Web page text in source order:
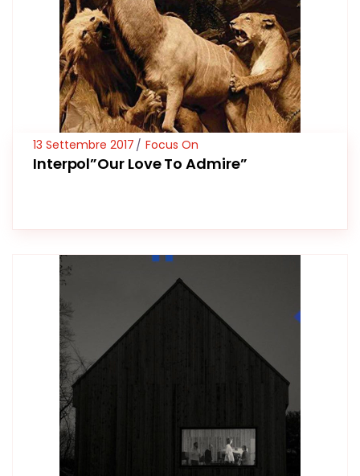
13 Settembre 2017 Focus On
Interpol”Our Love To Admire”